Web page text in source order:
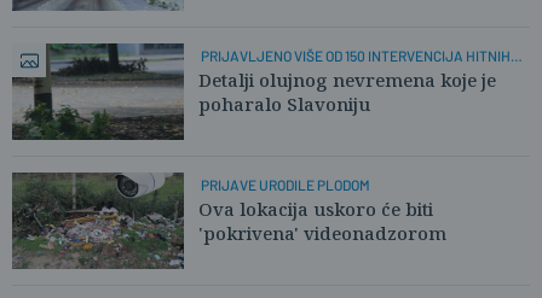
PRIJAVLJENO VIŠE OD 150 INTERVENCIJA HITNIH
SLUŽBI
Detalji olujnog nevremena koje je
poharalo Slavoniju
PRIJAVE URODILE PLODOM
Ova lokacija uskoro će biti
'pokrivena' videonadzorom